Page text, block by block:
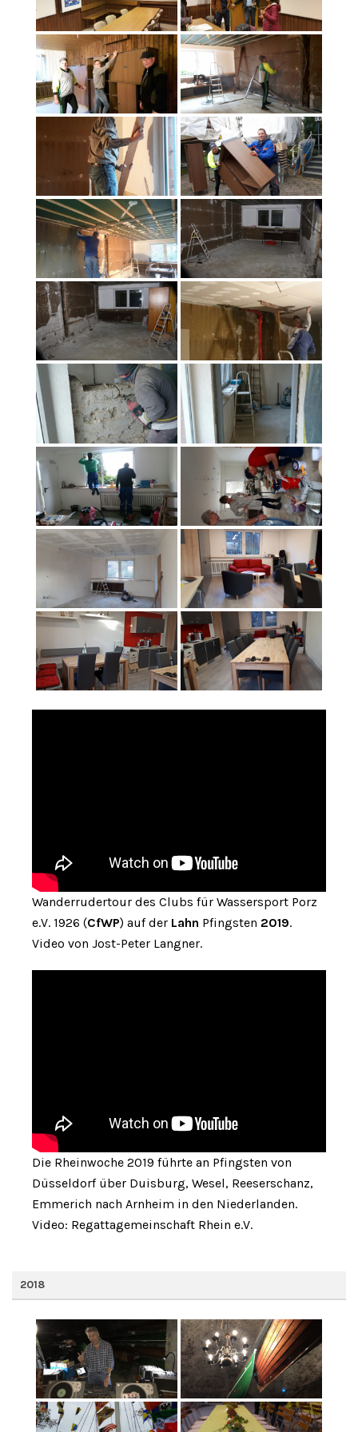
Wanderrudertour des Clubs für Wassersport Porz
e.V. 1926 (CfWP) auf der Lahn Pfingsten 2019.
Video von Jost-Peter Langner.
Die Rheinwoche 2019 führte an Pfingsten von
Düsseldorf über Duisburg, Wesel, Reeserschanz,
Emmerich nach Arnheim in den Niederlanden.
Video: Regattagemeinschaft Rhein e.V.
2018